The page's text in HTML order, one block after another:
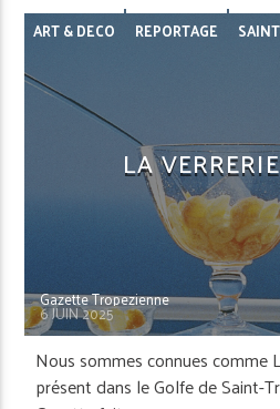
ART & DECO REPORTAGE
LA
Gazette Tropezienne
6 JUIN 2025
Nous sommes connues comme
présent dans le Golfe de Saint-